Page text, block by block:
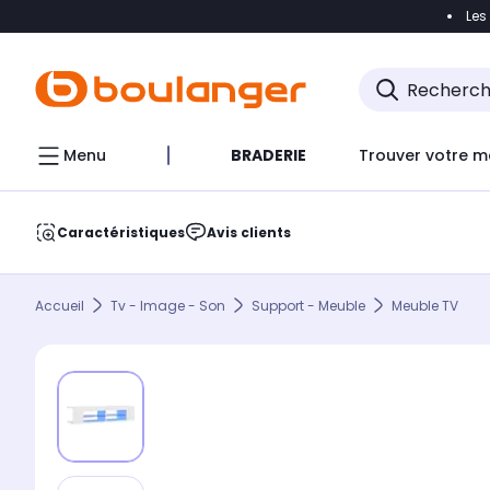
Accéder
Menu BRADERIE Trouver votre
Caractéristiques Avis clients
Accueil Tv - Image - Son Support - Meuble Meuble TV